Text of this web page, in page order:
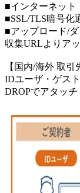
■インターネット
■SSL/TLS暗号化
■アップロード/
収集URLよりア
【国内/海外 取引
IDユーザ・ゲス
DROPでアタッチ